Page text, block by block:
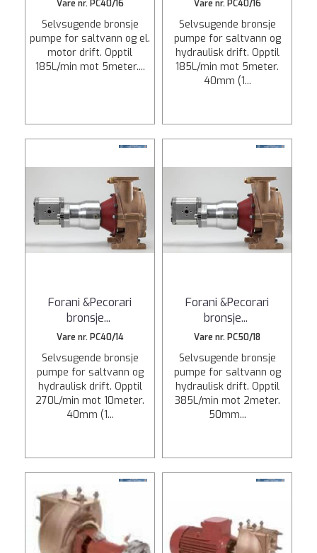
Vare nr. PC40/16
Selvsugende bronsje
pumpe for saltvann og el.
motor drift. Opptil
185L/min mot 5meter....
Vare nr. PC40/16
Selvsugende bronsje
pumpe for saltvann og
hydraulisk drift. Opptil
185L/min mot 5meter.
40mm (1...
Forani &Pecorari
bronsje...
Vare nr. PC40/14
Selvsugende bronsje
pumpe for saltvann og
hydraulisk drift. Opptil
270L/min mot 10meter.
40mm (1...
Forani &Pecorari
bronsje...
Vare nr. PC50/18
Selvsugende bronsje
pumpe for saltvann og
hydraulisk drift. Opptil
385L/min mot 2meter.
50mm...